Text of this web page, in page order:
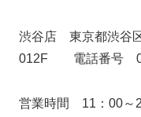
渋谷店 東京都渋谷
012F 電話番号
営業時間 11：00～